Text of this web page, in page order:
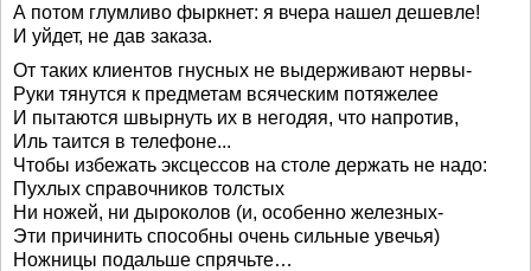
А потом глумливо фыркнет: я вчера нашел дешевле!
И уйдет, не дав заказа.
От таких клиентов гнусных не выдерживают нервы-
Руки тянутся к предметам всяческим потяжелее
И пытаются швырнуть их в негодяя, что напротив,
Иль таится в телефоне...
Чтобы избежать эксцессов на столе держать не надо:
Пухлых справочников толстых
Ни ножей, ни дыроколов (и, особенно железных-
Эти причинить способны очень сильные увечья)
Ножницы подальше спрячьте…